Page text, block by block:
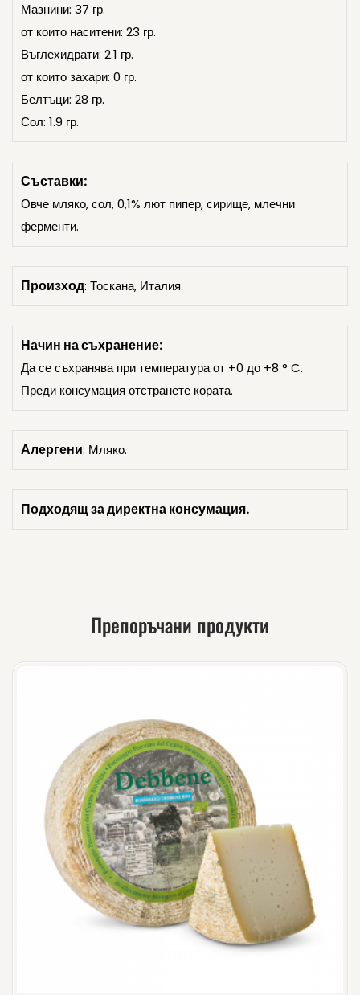
Мазнини: 37 гр.
от които наситени: 23 гр.
Въглехидрати: 2.1 гр.
от които захари: 0 гр.
Белтъци: 28 гр.
Сол: 1.9 гр.
Съставки:
Овче мляко, сол, 0,1% лют пипер, сирище, млечни
ферменти.
Произход: Тоскана, Италия.
Начин на съхранение:
Да се съхранява при температура от +0 до +8 ° C.
Преди консумация отстранете кората.
Алергени: Мляко.
Подходящ за директна консумация.
Препоръчани продукти